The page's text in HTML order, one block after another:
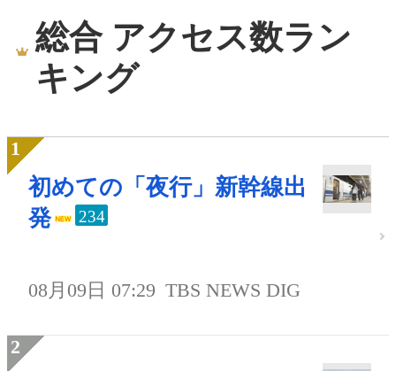
総合 アクセス数ラン
キング
初めての「夜行」新幹線出
発
234
08月09日 07:29 TBS NEWS DIG